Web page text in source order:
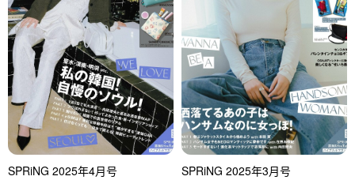
SPRiNG 2025年4月号 SPRiNG 2025年3月号